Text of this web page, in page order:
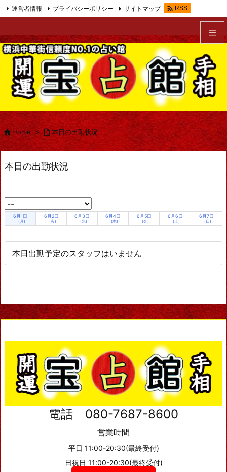


メニュ

サイド
前へ

次へ
運営者情報 プライバシーポリシー サイトマップ  RSS
Home >  本日の出勤状況
本日の出勤状況
6月1日
(月)
6月2日
(火)
6月3日
(水)
6月4日
(木)
6月5日
(金)
6月6日
(土)
6月7日
(日)
本日出勤予定のスタッフはいません
電話 080-7687-8600
営業時間
平日 11:00-20:30(最終受付)
日祝日 11:00-20:30(最終受付)